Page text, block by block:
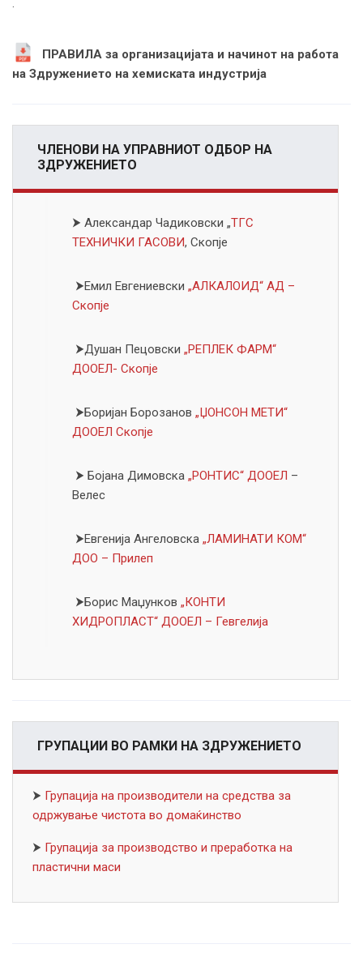
.
ПРАВИЛА за организацијата и начинот на работа
на Здружението на хемиската индустрија
ЧЛЕНОВИ НА УПРАВНИОТ ОДБОР НА
ЗДРУЖЕНИЕТО
⮞ Александар Чадиковски „ТГС
ТЕХНИЧКИ ГАСОВИ, Скопје
⮞Емил Евгениевски „АЛКАЛОИД“ АД –
Скопје
⮞Душан Пецовски „РЕПЛЕК ФАРМ“
ДООЕЛ- Скопје
⮞Боријан Борозанов „ЏОНСОН МЕТИ“
ДООЕЛ Скопје
⮞ Бојана Димовска „РОНТИС“ ДООЕЛ –
Велес
⮞Евгенија Ангеловска „ЛАМИНАТИ КОМ“
ДОО – Прилеп
⮞Борис Маџунков „КОНТИ
ХИДРОПЛАСТ“ ДООЕЛ – Гевгелија
ГРУПАЦИИ ВО РАМКИ НА ЗДРУЖЕНИЕТО
⮞ Групација на производители на средства за
одржување чистота во домаќинство
⮞ Групација за производство и преработка на
пластични маси